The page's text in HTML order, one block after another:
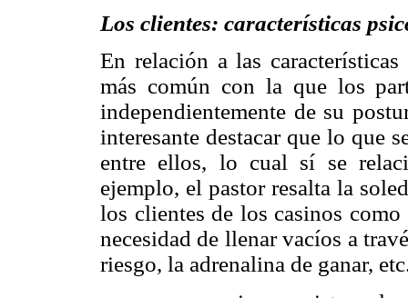
Los clientes: características
En relación a las
más común con la que los
independientemente de su
interesante destacar que lo que
entre ellos, lo cual sí se
ejemplo, el pastor resalta la
los clientes de los casinos
necesidad de llenar vacíos a
riesgo, la adrenalina de ganar,